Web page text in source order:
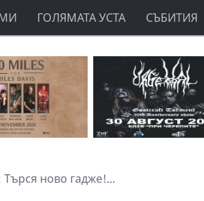
ГОЛЯМАТА УСТА СЪБИТИЯ
ново гадже!...